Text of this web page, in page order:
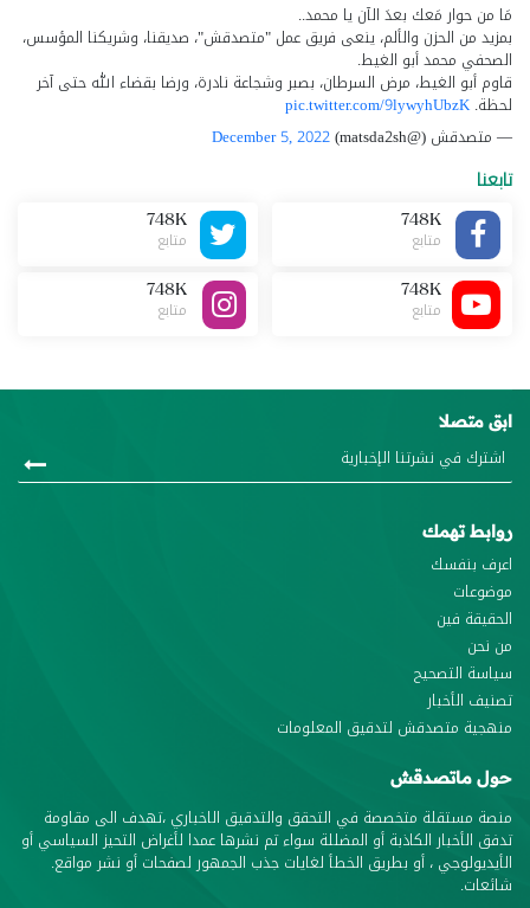
مَا من حوار مَعك بعدَ الآن يا محمد..
بمزيد من الحزن والألم، ينعى فريق عمل "متصدقش"، صديقنا، وشريكنا المؤسس،
الصحفي محمد أبو الغيط.
قاوم أبو الغيط، مرض السرطان، بصبر وشجاعة نادرة، ورضا بقضاء الله حتى آخر
لحظة. pic.twitter.com/9lywyhUbzK
— متصدقش (@matsda2sh)
December 5, 2022
تابعنا
748K
متابع
748K
متابع
748K
متابع
748K
متابع
ابق متصلا
روابط تهمك
اعرف بنفسك
موضوعات
الحقيقة فين
من نحن
سياسة التصحيح
تصنيف الأخبار
منهجية متصدقش لتدقيق المعلومات
حول ماتصدقش
منصة مستقلة متخصصة في التحقق والتدقيق الاخباري ،تهدف الى مقاومة
تدفق الأخبار الكاذبة أو المضللة سواء تم نشرها عمدا لأغراض التحيز السياسي أو
الأيديولوجي ، أو بطريق الخطأ لغايات جذب الجمهور لصفحات أو نشر مواقع.
شائعات.